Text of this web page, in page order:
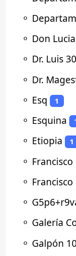
⚬
⚬ Don
⚬ Dr. Luis 30
⚬ Dr.
⚬ Esq 1
⚬ Esquina
⚬ Etiopia 1
⚬
⚬ Francisco
⚬
⚬ Galería
⚬ Galpón